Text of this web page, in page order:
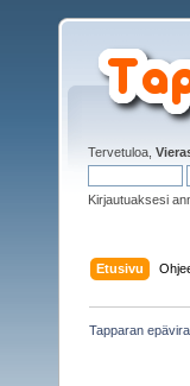
Tervetuloa,
Kirjautuaksesi
Etusivu
Tapparan